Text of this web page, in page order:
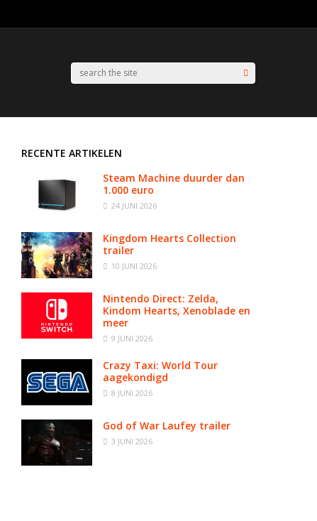
RECENTE ARTIKELEN
Steam Machine duurder dan
1.000 euro
24 JUNI 2026
Kingdom Hearts Collection
trailer
10 JUNI 2026
Nintendo Direct: Zelda,
Kindom Hearts, Xenoblade en
meer
9 JUNI 2026
Crazy Taxi: World Tour
aagekondigd
8 JUNI 2026
God of War Laufey trailer
3 JUNI 2026